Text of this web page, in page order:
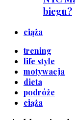
biegu?
ciąża
trening
life style
motywacja
dieta
podróże
ciąża